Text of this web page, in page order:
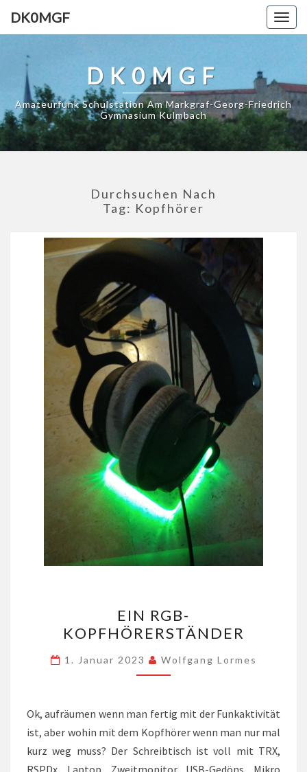
DK0MGF
DK0MGF
Amateurfunk Schulstation Am Markgraf-Georg-Friedrich
Gymnasium Kulmbach
Durchsuchen Nach
Tag: Kopfhörer
RGB-
KOPFHÖRERSTÄNDER
EIN RGB-
KOPFHÖRERSTÄNDER
1. Januar 2023 Wolfgang Lormes
Ok, aufräumen wenn man fertig mit der Funkaktivität
ist, aber wohin mit dem Kopfhörer wenn man nur mal
kurz weg muss? Der Schreibtisch ist voll mit TRX,
RSPDx, Laptop, Zweitmonitor, USB-Gedöns, Mikro